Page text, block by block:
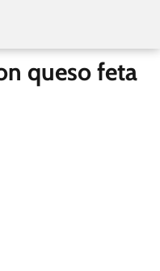
queso feta